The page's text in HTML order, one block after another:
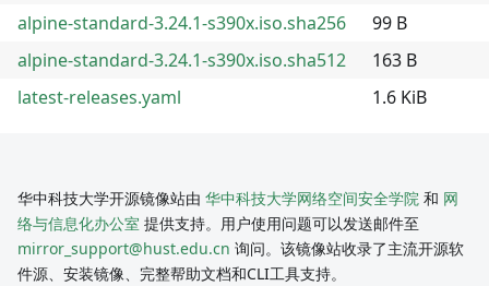
alpine-standard-3.24.1-s390x.iso.sha256
99 B
alpine-standard-3.24.1-s390x.iso.sha512
163 B
latest-releases.yaml
1.6 KiB
华中科技大学开源镜像站由 华中科技大学网络空间安全学院 和 网
络与信息化办公室 提供支持。用户使用问题可以发送邮件至
mirror_support@hust.edu.cn 询问。该镜像站收录了主流开源软
件源、安装镜像、完整帮助文档和CLI工具支持。